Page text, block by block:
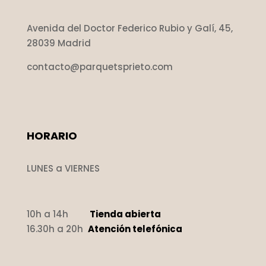
Avenida del Doctor Federico Rubio y Galí, 45,
28039 Madrid
contacto@parquetsprieto.com
HORARIO
LUNES a VIERNES
10h a 14h Tienda abierta
16.30h a 20h Atención telefónica